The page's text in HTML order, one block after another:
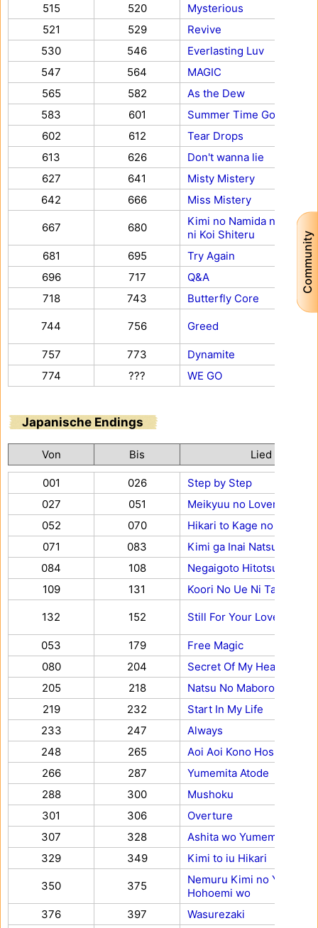
Community
515 520
Mysterious
521
529
Revive
530
546
Everlasting Luv
547
564
MAGIC
565
582
As the Dew
583
601
Summer Time Gone
602
612
Tear Drops
613
626
Don't wanna lie
627
641
Misty Mistery
642
666 Miss Mistery
667 680
Kimi no Namida ni Konna
ni Koi Shiteru
681
695
Try Again
696
717
Q&A
718
743 Butterfly Core
744 756 Greed
757 773
Dynamite
774
??? WE GO
Japanische Endings
Von Bis Lied
001 026
Step by Step
027
051
Meikyuu no Lovers
052
070
Hikari to Kage no Roman
071
083
Kimi ga Inai Natsu
084
108
Negaigoto Hitotsu Dake
109
131 Koori No Ue Ni Tatsu You
132 152 Still For Your Love
053 179
Free Magic
080
204
Secret Of My Heart
205
218
Natsu No Maboroshi
219
232
Start In My Life
233
247
Always
248
265
Aoi Aoi Kono Hoshi ni
266
287
Yumemita Atode
288
300
Mushoku
301
306
Overture
307
328
Ashita wo Yumemite
329
349 Kimi to iu Hikari
350 375
Nemuru Kimi no Yokogao
Hohoemi wo
376
397 Wasurezaki